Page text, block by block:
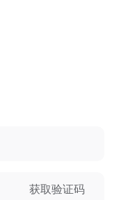
获取验证码